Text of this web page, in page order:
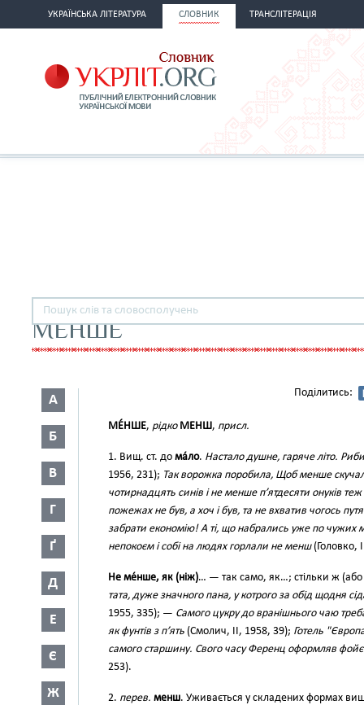
УКРАЇНСЬКА ЛІТЕРАТУРА СЛОВНИК ТРАНСЛІТЕРАЦІЯ
МЕНШЕ
А
Б
В
Г
Ґ
Д
Е
Є
Ж
Поділитись:
МЕ́НШЕ, рідко МЕНШ, присл.
1. Вищ. ст. до ма́ло. Настало душне, гаряче літо.
1956, 231); Так ворожка поробила, Щоб менше
чотирнадцять синів і не менше п’ятдесяти онуків
пожежах не був, а хоч і був, та не вхватив чогось
забрати економію! А ті, що набрались уже по чужих
непокоєм і собі на людях горлали не менш(Головко,
Не ме́нше, як (ніж)… — так само, як…; стільки ж
тата, дуже значного пана, у котрого за обід щодня
1955, 335); — Самого цукру до вранішнього чаю
як фунтів з п’ять (Смолич, II, 1958, 39); Готель
самого старшину. Свого часу Ференц оформляв фойє
253).
2. перев. менш. Уживається у складених формах